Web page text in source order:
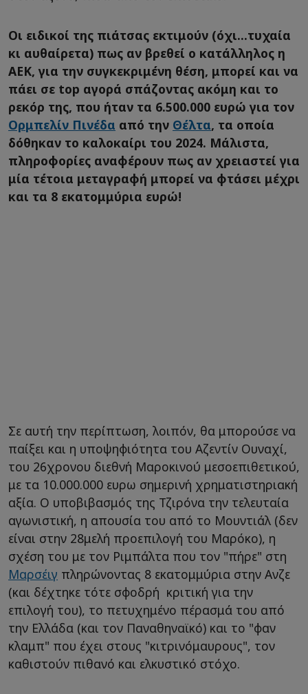
Οι ειδικοί της πιάτσας εκτιμούν (όχι...τυχαία
κι αυθαίρετα) πως αν βρεθεί ο κατάλληλος η
ΑΕΚ, για την συγκεκριμένη θέση, μπορεί και να
πάει σε top αγορά σπάζοντας ακόμη και το
ρεκόρ της, που ήταν τα 6.500.000 ευρώ για τον
Ορμπελίν Πινέδα από την Θέλτα, τα οποία
δόθηκαν το καλοκαίρι του 2024. Μάλιστα,
πληροφορίες αναφέρουν πως αν χρειαστεί για
μία τέτοια μεταγραφή μπορεί να φτάσει μέχρι
και τα 8 εκατομμύρια ευρώ!
Σε αυτή την περίπτωση, λοιπόν, θα μπορούσε να
παίξει και η υποψηφιότητα του Αζεντίν Ουναχί,
του 26χρονου διεθνή Μαροκινού μεσοεπιθετικού,
με τα 10.000.000 ευρω σημερινή χρηματιστηριακή
αξία. Ο υποβιβασμός της Τζιρόνα την τελευταία
αγωνιστική, η απουσία του από το Μουντιάλ (δεν
είναι στην 28μελή προεπιλογή του Μαρόκο), η
σχέση του με τον Ριμπάλτα που τον "πήρε" στη
Μαρσέιγ πληρώνοντας 8 εκατομμύρια στην Ανζε
(και δέχτηκε τότε σφοδρή κριτική για την
επιλογή του), το πετυχημένο πέρασμά του από
την Ελλάδα (και τον Παναθηναϊκό) και το "φαν
κλαμπ" που έχει στους "κιτρινόμαυρους", τον
καθιστούν πιθανό και ελκυστικό στόχο.